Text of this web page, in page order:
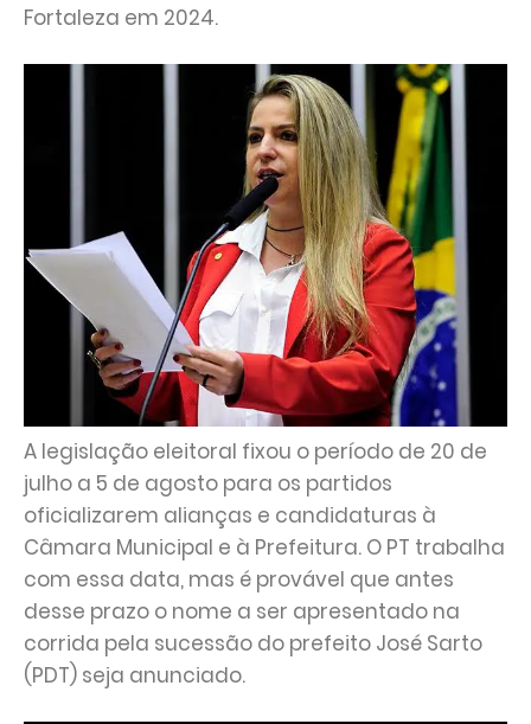
Fortaleza em 2024.
A legislação eleitoral fixou o período de 20 de
julho a 5 de agosto para os partidos
oficializarem alianças e candidaturas à
Câmara Municipal e à Prefeitura. O PT trabalha
com essa data, mas é provável que antes
desse prazo o nome a ser apresentado na
corrida pela sucessão do prefeito José Sarto
(PDT) seja anunciado.